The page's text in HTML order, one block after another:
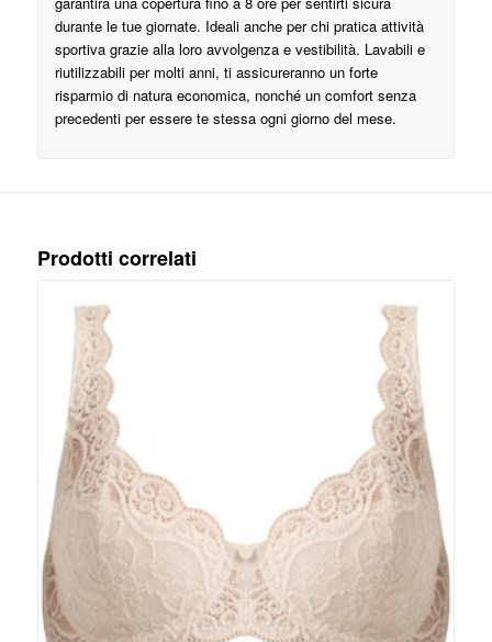
durante le tue giornate. Ideali anche per chi pratica attività
sportiva grazie alla loro avvolgenza e vestibilità. Lavabili e
riutilizzabili per molti anni, ti assicureranno un forte
risparmio di natura economica, nonché un comfort senza
precedenti per essere te stessa ogni giorno del mese.
Prodotti correlati